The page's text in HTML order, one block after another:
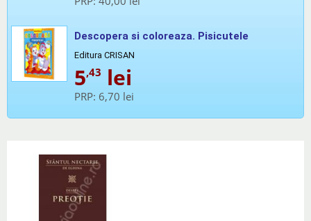
Descopera si coloreaza. Pisicutele
Editura CRISAN
5,43 lei
PRP: 6,70 lei